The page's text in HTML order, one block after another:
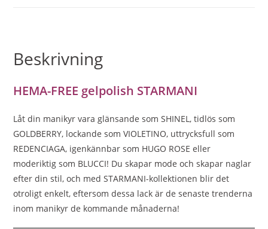
Beskrivning
HEMA-FREE gelpolish STARMANI
Låt din manikyr vara glänsande som SHINEL, tidlös som
GOLDBERRY, lockande som VIOLETINO, uttrycksfull som
REDENCIAGA, igenkännbar som HUGO ROSE eller
moderiktig som BLUCCI! Du skapar mode och skapar naglar
efter din stil, och med STARMANI-kollektionen blir det
otroligt enkelt, eftersom dessa lack är de senaste trenderna
inom manikyr de kommande månaderna!